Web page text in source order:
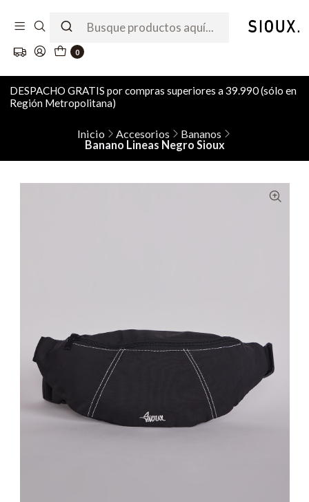
0
DESPACHO GRATIS por compras superiores a 39.990 (sólo en
Región Metropolitana)
Inicio Accesorios
Bananos
Banano Lineas Negro Sioux